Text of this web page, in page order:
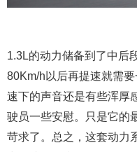
1.3L的动力储备到了中后
80Km/h以后再提速就需
速下的声音还是有些浑厚
驶员一些安慰。只是它的
苛求了。总之，这套动力